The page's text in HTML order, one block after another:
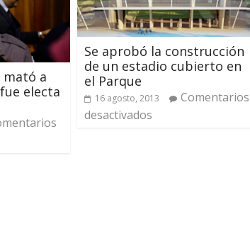
mató a
electa
Se aprobó la construcción
de un estadio cubierto en
el Parque
16 agosto, 2013
Comentarios
desactivados